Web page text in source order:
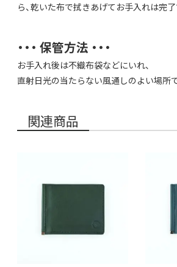
ら、乾いた布で拭きあげてお手入れは完了
・・・ 保管方法 ・・・
お手入れ後は不織布袋などにいれ、
直射日光の当たらない風通しのよい場所
関連商品